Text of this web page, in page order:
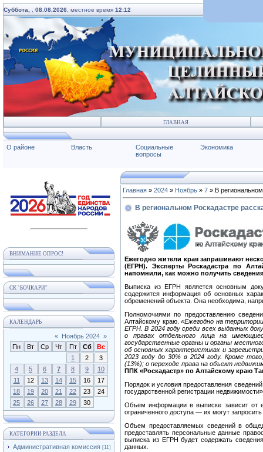
Суббота, 08.08.2026 , местное время 12:12
ГЛАВНАЯ
О районе Власть
Социальные
вопросы
Экономика
ВНИМАНИЕ ОПРОС!
СК "БОЧКАРИ"
КАЛЕНДАРЬ
« Ноябрь 2024 »
Пн
Вт Ср Чт Пт Сб
Вс
1
2
3
4
5 6 7 8 9
10
11
12 13 14 15 16
17
18
19 20 21 22 23
24
25
26 27 28 29 30
КАТЕГОРИИ РАЗДЕЛА
Административная комиссия [11]
Главная » 2024 » Ноябрь » 7 » В
В региональном Роскадастре
Ежегодно жители края запрашивают
(ЕГРН). Эксперты Роскадастра по
напомнили, как можно получить
Выписка из ЕГРН является основным
содержится информация об основных
обременений объекта. Она необходима,
Полномочиями по предоставлению
Алтайскому краю.«Ежегодно на
ЕГРН. В 2024 году среди всех выданных
о правах отдельного лица на
государственные органы и органы
об основных характеристиках и
2023 году до 30% в 2024 году. Кроме
(13%); о переходе права на объект
ППК «Роскадастр» по Алтайскому краю
Порядок и условия предоставления
государственной регистрации
Объем информации в выписке зависит от
ограниченного доступа — их могут
Объем предоставляемых сведений в
предоставлять персональные данные
выписка из ЕГРН будет содержать
данных.